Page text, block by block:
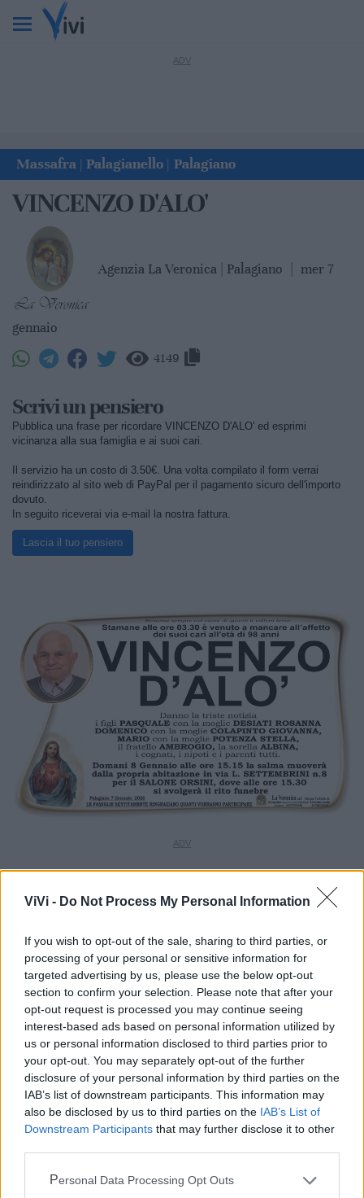
ViVi - Do Not Process My Personal Information
If you wish to opt-out of the sale, sharing to third parties, or
processing of your personal or sensitive information for
targeted advertising by us, please use the below opt-out
section to confirm your selection. Please note that after your
opt-out request is processed you may continue seeing
interest-based ads based on personal information utilized by
us or personal information disclosed to third parties prior to
your opt-out. You may separately opt-out of the further
disclosure of your personal information by third parties on the
IAB’s list of downstream participants. This information may
also be disclosed by us to third parties on the IAB’s List of
Downstream Participants that may further disclose it to other
Personal Data Processing Opt Outs
Massafra Palagianello Palagiano
VINCENZO D'ALO'
Agenzia La Veronica | Palagiano mer 7
gennaio
4149
Scrivi un pensiero
Pubblica una frase per ricordare VINCENZO D'ALO' ed esprimi
vicinanza alla sua famiglia e ai suoi cari.
Il servizio ha un costo di 3.50€. Una volta compilato il form verrai
reindirizzato al sito web di PayPal per il pagamento sicuro dell'importo
dovuto.
In seguito riceverai via e-mail la nostra fattura.
Lascia il tuo pensiero
Mondo CIA